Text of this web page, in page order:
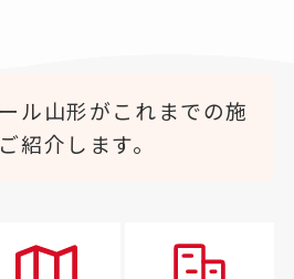
ル山形がこれまでの施
紹介します。